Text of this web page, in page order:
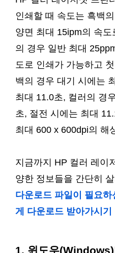
인쇄할 때 속도는 흑백
양면 최대 15ipm의 속
의 경우 일반 최대
도로 인쇄가 가능하고
백의 경우 대기 시에는
최대 11.0초, 컬러의 경
초, 절전 시에는 최대
최대 600 x 600dpi의 해
지금까지 HP 컬러 레이
양한 정보들을 간단히
다운로드 파일이 필요
게 다운로드 받아가시기
1. 윈도우